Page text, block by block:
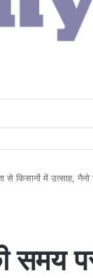
किसानों में उत्साह, नैनो
समय